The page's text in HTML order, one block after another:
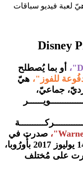
للفوز"، هيّ لعبة فيديو سباقات
Disney
أو بما يُصطلح
هيّ
جماعيّ،
صدرت في
13 يونيو 2017 بأمريكا الشّمالية، وفي 14 يوليوز 2017 بأُورُوبا،
بحيث صدرت على مُختلف